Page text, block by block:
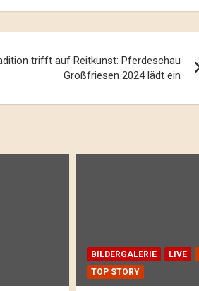
trifft auf Reitkunst: Pferdeschau
Großfriesen 2024 lädt ein
BILDERGALERIE LIVE
TOP STORY